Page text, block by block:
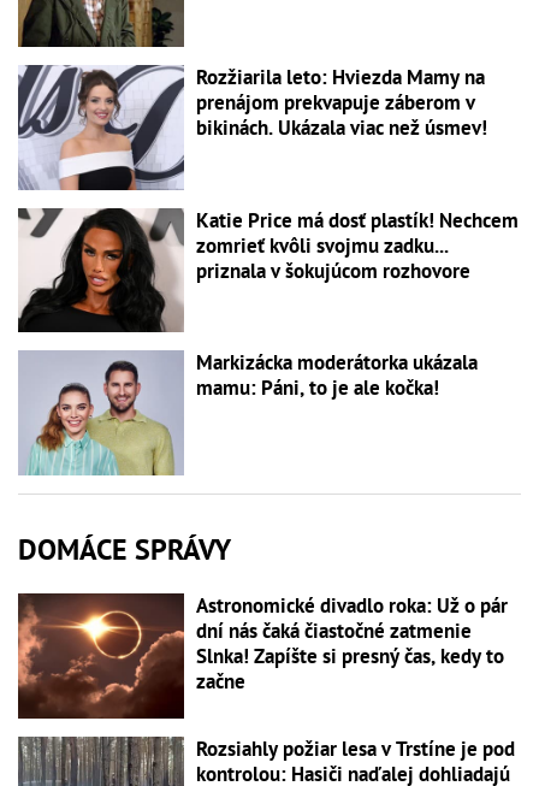
Rozžiarila leto: Hviezda Mamy na
prenájom prekvapuje záberom v
bikinách. Ukázala viac než úsmev!
Katie Price má dosť plastík! Nechcem
zomrieť kvôli svojmu zadku...
priznala v šokujúcom rozhovore
Markizácka moderátorka ukázala
mamu: Páni, to je ale kočka!
DOMÁCE SPRÁVY
Astronomické divadlo roka: Už o pár
dní nás čaká čiastočné zatmenie
Slnka! Zapíšte si presný čas, kedy to
začne
Rozsiahly požiar lesa v Trstíne je pod
kontrolou: Hasiči naďalej dohliadajú